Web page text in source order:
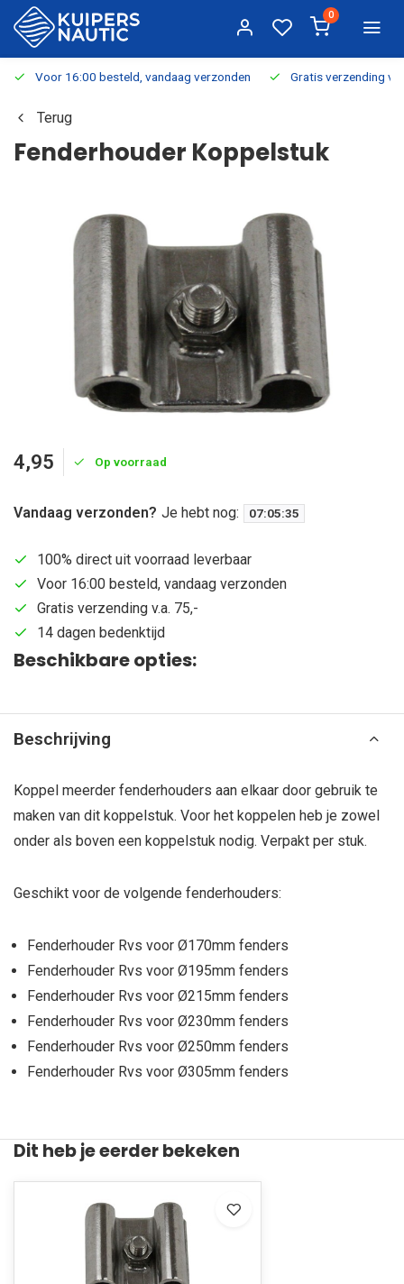
0
Voor 16:00 besteld, vandaag verzonden Gratis verzending
Terug
Fenderhouder Koppelstuk
4,95 Op voorraad
Vandaag verzonden? Je hebt nog: 07:05:34
100% direct uit voorraad leverbaar
Voor 16:00 besteld, vandaag verzonden
Gratis verzending v.a. 75,-
14 dagen bedenktijd
Beschikbare opties:
Beschrijving
Koppel meerder fenderhouders aan elkaar door gebruik te
maken van dit koppelstuk. Voor het koppelen heb je zowel
onder als boven een koppelstuk nodig. Verpakt per stuk.
Geschikt voor de volgende fenderhouders:
Fenderhouder Rvs voor Ø170mm fenders
Fenderhouder Rvs voor Ø195mm fenders
Fenderhouder Rvs voor Ø215mm fenders
Fenderhouder Rvs voor Ø230mm fenders
Fenderhouder Rvs voor Ø250mm fenders
Fenderhouder Rvs voor Ø305mm fenders
Dit heb je eerder bekeken